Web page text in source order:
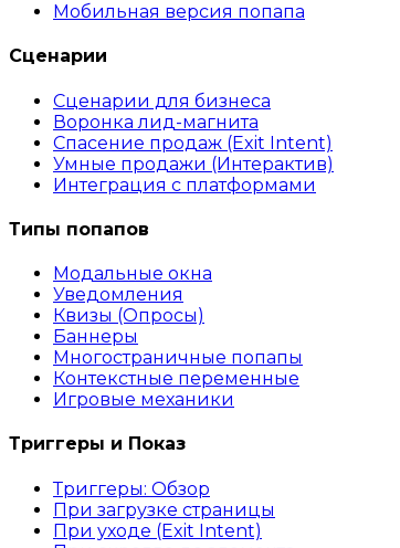
Мобильная версия попапа
Сценарии
Сценарии для бизнеса
Воронка лид-магнита
Спасение продаж (Exit Intent)
Умные продажи (Интерактив)
Интеграция с платформами
Типы попапов
Модальные окна
Уведомления
Квизы (Опросы)
Баннеры
Многостраничные попапы
Контекстные переменные
Игровые механики
Триггеры и Показ
Триггеры: Обзор
При загрузке страницы
При уходе (Exit Intent)